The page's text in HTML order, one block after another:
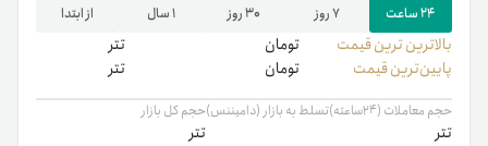
۲۴ ساعت ۷ روز ۳۰ روز ۱ سال از ابتدا
بالاترین ‌ترین قیمت تومان
تتر
پایین‌ترین قیمت
تومان تتر
حجم معاملات (۲۴ساعته)
تتر
تسلط به بازار (دامیننس)حجم کل بازار
تتر